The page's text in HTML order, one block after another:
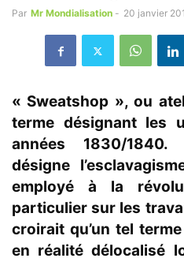
Par Mr Mondialisation - 20 janvier
« Sweatshop », ou
terme désignant les
années 1830/
désigne
employé à la
particulier sur les
croirait qu’un tel
en réalité délocalisé